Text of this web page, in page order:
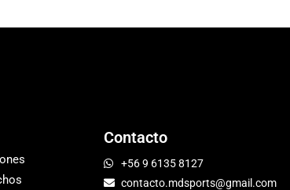
Contacto
+56 9 6135 8127
contacto.mdsports@gmail.com